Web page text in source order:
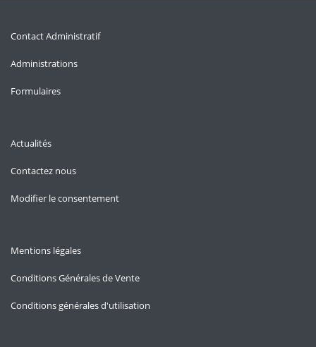
Contact Administratif
Administrations
Formulaires
Actualités
Contactez nous
Modifier le consentement
Mentions légales
Conditions Générales de Vente
Conditions générales d'utilisation